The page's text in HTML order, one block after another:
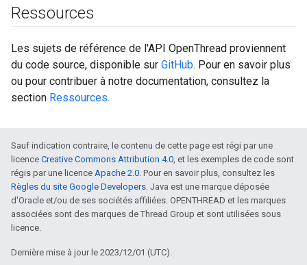
Ressources
Les sujets de référence de l'API OpenThread proviennent
du code source, disponible sur GitHub. Pour en savoir plus
ou pour contribuer à notre documentation, consultez la
section Ressources.
Sauf indication contraire, le contenu de cette page est régi par une
licence Creative Commons Attribution 4.0, et les exemples de code sont
régis par une licence Apache 2.0. Pour en savoir plus, consultez les
Règles du site Google Developers. Java est une marque déposée
d'Oracle et/ou de ses sociétés affiliées. OPENTHREAD et les marques
associées sont des marques de Thread Group et sont utilisées sous
licence.
Dernière mise à jour le 2023/12/01 (UTC).